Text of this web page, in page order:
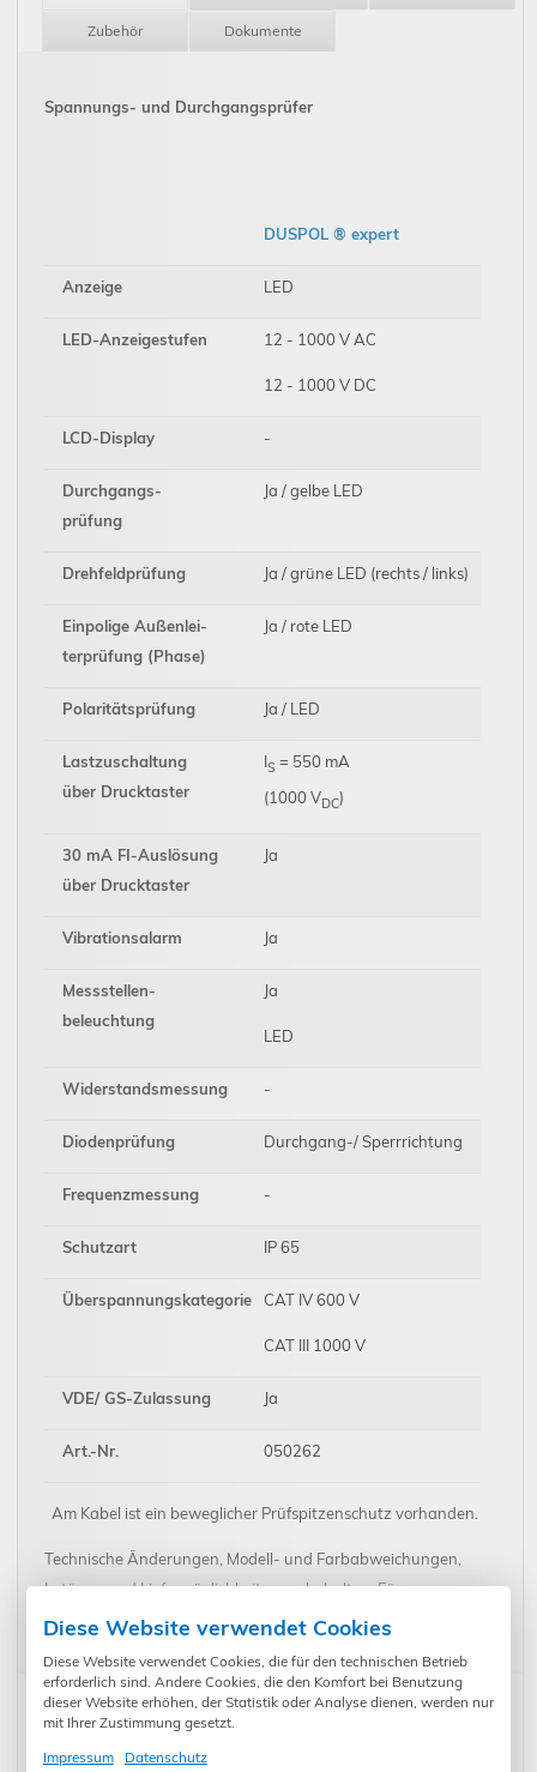
Zubehör Dokumente
Spannungs- und Durchgangsprüfer
DUSPOL ® expert
Anzeige LED
LED-Anzeigestufen 12 - 1000 V AC
12 - 1000 V DC
LCD-Display -
Durchgangs-
prüfung
Ja / gelbe LED
Drehfeldprüfung Ja / grüne LED (rechts / links)
Einpolige Außenlei-
terprüfung (Phase)
Ja / rote LED
Polaritätsprüfung Ja / LED
Lastzuschaltung
über Drucktaster
IS = 550 mA
(1000 VDC)
30 mA FI-Auslösung
über Drucktaster
Ja
Vibrationsalarm Ja
Messstellen-
beleuchtung
Ja
LED
Widerstandsmessung -
Diodenprüfung Durchgang-/ Sperrrichtung
Frequenzmessung -
Schutzart IP 65
Überspannungskategorie CAT IV 600 V
CAT III 1000 V
VDE/ GS-Zulassung Ja
Art.-Nr. 050262
Am Kabel ist ein beweglicher Prüfspitzenschutz vorhanden.
Technische Änderungen, Modell- und Farbabweichungen,
Irrtümer und Liefermöglichkeiten vorbehalten. Für
Druck-/Schreibfehler übernehmen wir keine Haftung.
Kunden kauften auch:
Diese Website verwendet Cookies
Diese Website verwendet Cookies, die für den technischen Betrieb
erforderlich sind. Andere Cookies, die den Komfort bei Benutzung
dieser Website erhöhen, der Statistik oder Analyse dienen, werden nur
mit Ihrer Zustimmung gesetzt.
Impressum
Datenschutz